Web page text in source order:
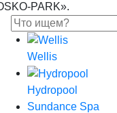
PARK».
Wellis
Hydropool
Sundance Spa